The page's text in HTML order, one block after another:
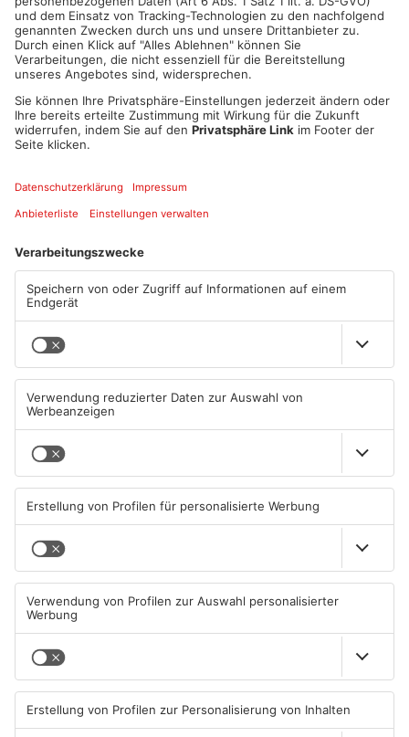
ANZEIGE
Mehr aus
Straßensperrung in
Aschaffenburg wegen
Gasnetz-Reparatur
08.08.2026, 13:53 UHR IN
ASCHAFFENBURG
Zwei Fußgänger in
Aschaffenburg von
Mercedes erfasst
07.08.2026, 07:52 UHR IN
Aschaffenburger Innenstadt
beendet
Feuerwerk löst wohl Brand in
Aschaffenburg-Schweinheim
aus